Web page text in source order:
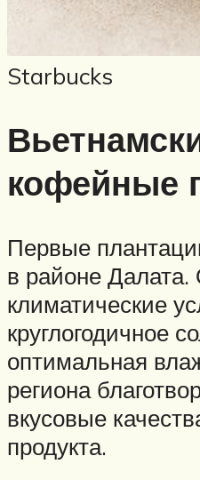
Starbucks
кофейные
Первые
в районе
климатические
круглогодичное
оптимальная
региона
вкусовые
продукта.